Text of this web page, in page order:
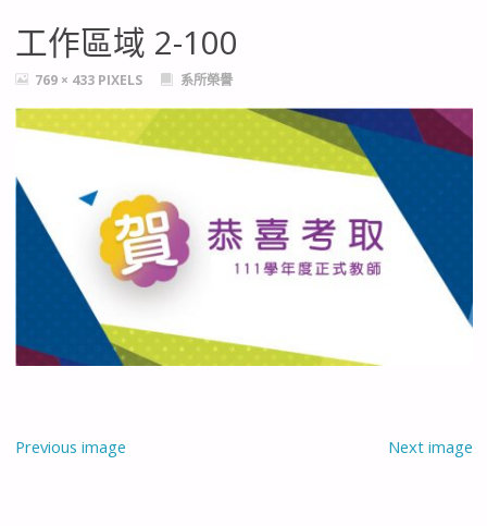
工作區域 2-100
FULL769 × 433 PIXELS 系所榮譽
Previous image Next image